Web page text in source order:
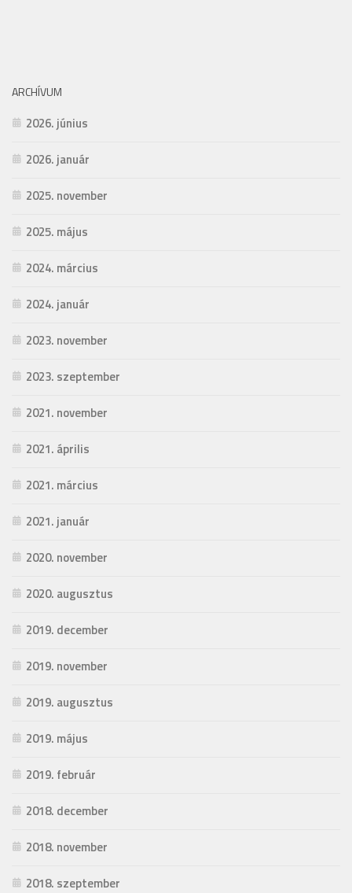
ARCHÍVUM
2026. június
2026. január
2025. november
2025. május
2024. március
2024. január
2023. november
2023. szeptember
2021. november
2021. április
2021. március
2021. január
2020. november
2020. augusztus
2019. december
2019. november
2019. augusztus
2019. május
2019. február
2018. december
2018. november
2018. szeptember